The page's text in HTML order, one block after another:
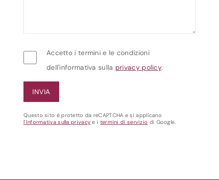
Accetto i termini e le condizioni
dell'informativa sulla privacy policy.
Questo sito è protetto da reCAPTCHA e si applicano
l'Informativa sulla privacy e i termini di servizio di Google.